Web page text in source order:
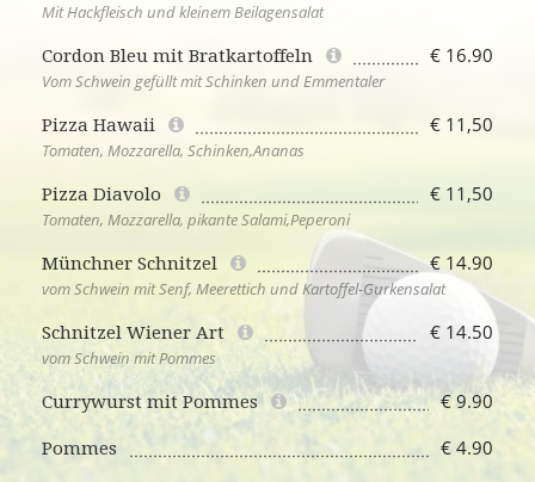
Mit Hackfleisch und kleinem Beilagensalat
Cordon Bleu mit Bratkartoffeln € 16.90
Vom Schwein gefüllt mit Schinken und Emmentaler
Pizza Hawaii € 11,50
Tomaten, Mozzarella, Schinken,Ananas
Pizza Diavolo € 11,50
Tomaten, Mozzarella, pikante Salami,Peperoni
Münchner Schnitzel € 14.90
vom Schwein mit Senf, Meerettich und Kartoffel-Gurkensalat
Schnitzel Wiener Art € 14.50
vom Schwein mit Pommes
Currywurst mit Pommes € 9.90
Pommes € 4.90